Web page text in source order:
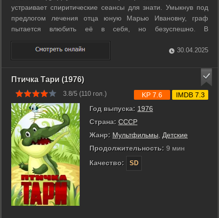
устраивает спиритические сеансы для знати. Умыкнув под
предлогом лечения отца юную Марью Ивановну, граф
пытается влюбить её в себя, но безуспешно. В
провинциальном поместье, где волею случая оказались
путешественники, живет юноша, влюбленный в мраморную
статую. С помощью Калиостро он надеется ...
30.04.2025
Птичка Тари (1976)
3.8/5 (110 гол.)
Год выпуска: 1976
Страна: СССР
Жанр: Мультфильмы
Детские
Продолжительность: 9 мин
Качество:
SD
KP 7.6 IMDB 7.3